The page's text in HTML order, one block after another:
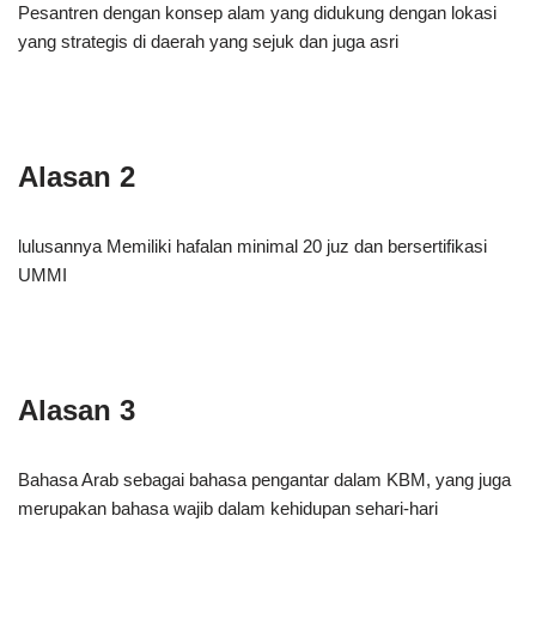
Pesantren dengan konsep alam yang didukung dengan lokasi
yang strategis di daerah yang sejuk dan juga asri
Alasan 2
lulusannya Memiliki hafalan minimal 20 juz dan bersertifikasi
UMMI
Alasan 3
Bahasa Arab sebagai bahasa pengantar dalam KBM, yang juga
merupakan bahasa wajib dalam kehidupan sehari-hari